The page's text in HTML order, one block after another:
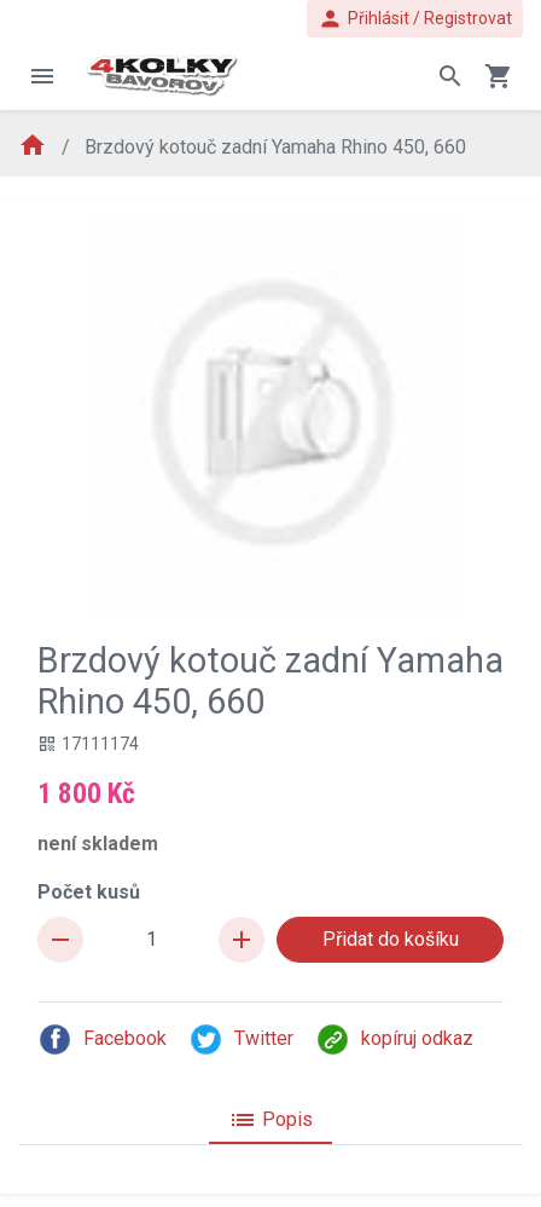
person Přihlásit / Registrovat
menu search shopping_cart
home Brzdový kotouč zadní Yamaha Rhino 450, 660
Brzdový kotouč zadní Yamaha
Rhino 450, 660
qr_code 17111174
1 800 Kč
není skladem
Počet kusů
remove add
Facebook Twitter kopíruj odkaz
list Popis